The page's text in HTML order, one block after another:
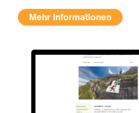
Mehr Informationen